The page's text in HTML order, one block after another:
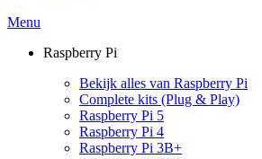
Menu
Raspberry Pi
Bekijk alles van Raspberry Pi
Complete kits (Plug & Play)
Raspberry Pi 5
Raspberry Pi 4
Raspberry Pi 3B+